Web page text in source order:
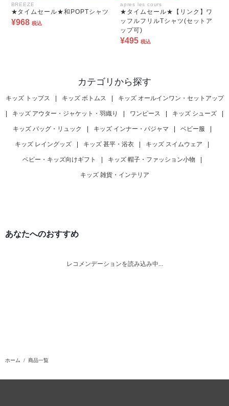
BREEZE
★タイムセール★和POPTシャツ
¥968 税込
apres les cours
★タイムセール★【リンク】ワ
ッフルフリルTシャツ(セットア
ップ可)
¥495 税込
カテゴリから探す
キッズ トップス | キッズ ボトムス | キッズ オールインワン・セットアップ
| キッズ アウター・ジャケット・羽織り | ワンピース | キッズ シューズ |
キッズ バッグ・リュック | キッズ インナー・パジャマ | ベビー服 |
キッズ レイングッズ | キッズ 甚平・浴衣 | キッズ スイムウェア |
ベビー・キッズ向けギフト | キッズ 帽子・ファッション小物 |
キッズ 雑貨・インテリア
あなたへのおすすめ
レコメンデーションを読み込み中...
ホーム 商品一覧